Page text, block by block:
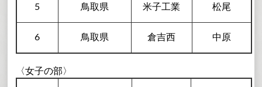
5 鳥取県 米子工業 松尾
6 鳥取県 倉吉西 中原
〈女子の部〉